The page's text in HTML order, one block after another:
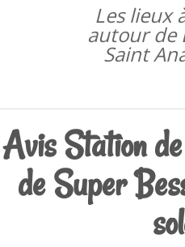
Les lieux
autour de
Saint
Avis Station
de Super